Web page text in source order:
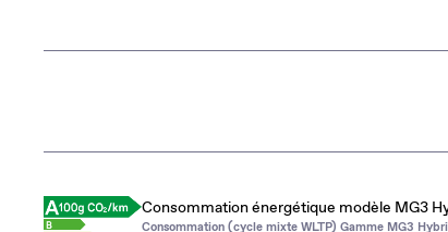
Consommation énergétique modèle MG3
Consommation (cycle mixte WLTP) Gamme MG3